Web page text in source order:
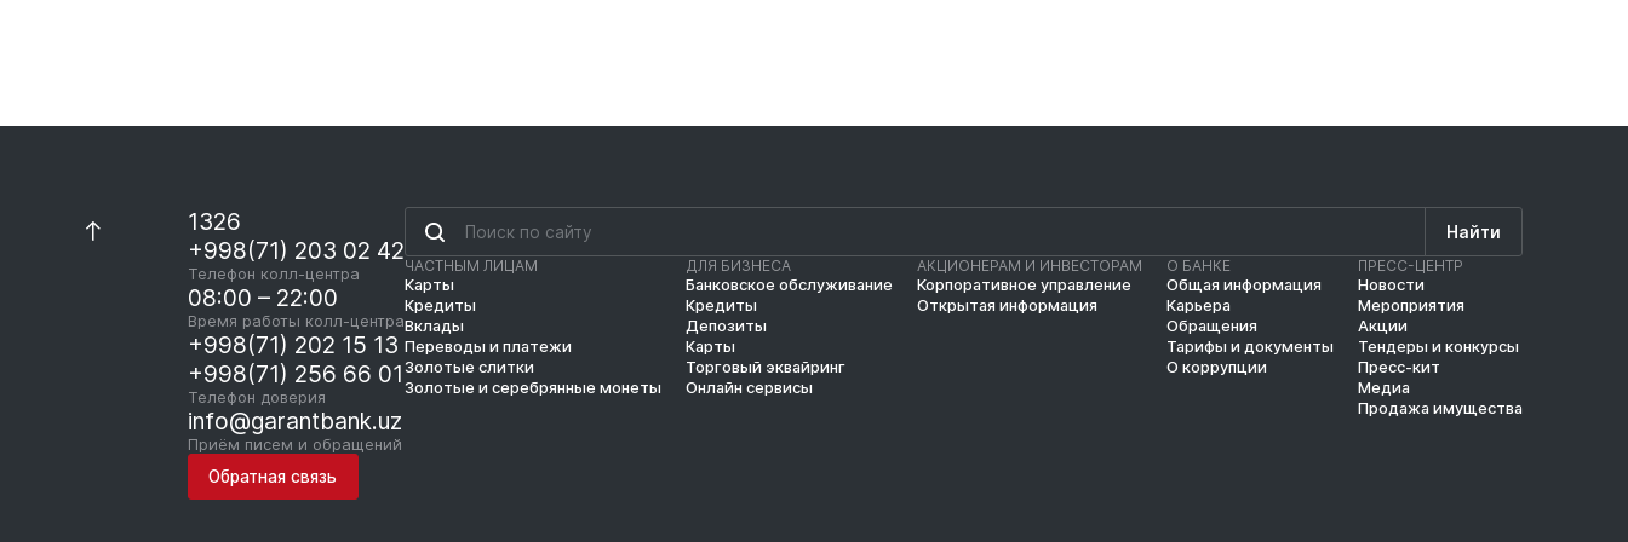
1326
+998(71) 203 02 42
Телефон колл-центра
08:00 – 22:00
Время работы колл-центра
+998(71) 202 15 13
+998(71) 256 66 01
Телефон доверия
info@garantbank.uz
Приём писем и обращений
Обратная связь
Найти
ЧАСТНЫМ ЛИЦАМ
Карты
Кредиты
Вклады
Переводы и платежи
Золотые слитки
Золотые и серебрянные монеты
ДЛЯ БИЗНЕСА
Банковское обслуживание
Кредиты
Депозиты
Карты
Торговый эквайринг
Онлайн сервисы
АКЦИОНЕРАМ И ИНВЕСТОРАМ
Корпоративное управление
Открытая информация
О БАНКЕ
Общая информация
Карьера
Обращения
Тарифы и документы
О коррупции
ПРЕСС-ЦЕНТР
Новости
Мероприятия
Акции
Тендеры и конкурсы
Пресс-кит
Медиа
Продажа имущества